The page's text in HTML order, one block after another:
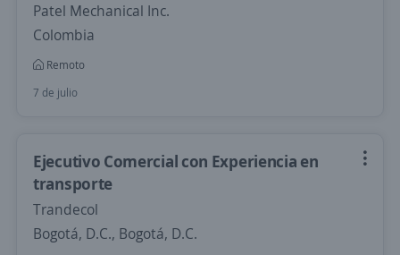
Patel Mechanical Inc.
Colombia
Remoto
7 de julio
Ejecutivo Comercial con Experiencia en
transporte
Trandecol
Bogotá, D.C., Bogotá, D.C.